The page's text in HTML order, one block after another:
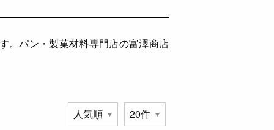
。パン・製菓材料専門店の富澤商店